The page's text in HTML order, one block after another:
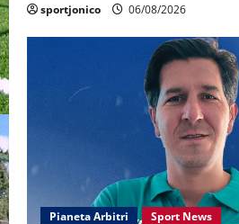
sportjonico 06/08/2026
Pianeta Arbitri Sport News